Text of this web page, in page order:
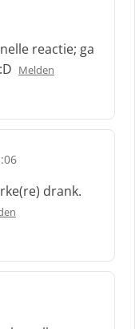
reactie; ga
Melden
drank.